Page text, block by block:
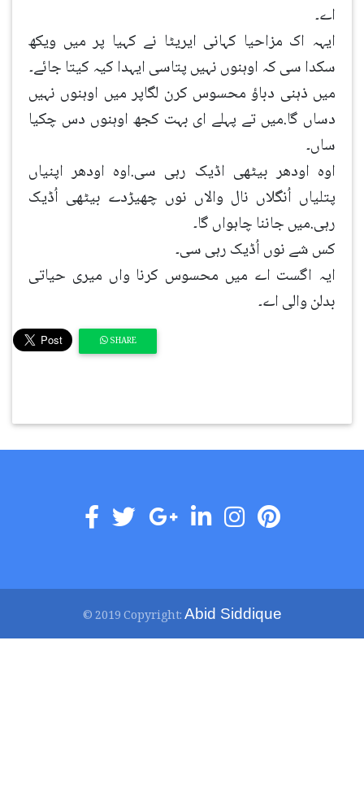
اے۔
ایہہ اک مزاحیا کہانی ایریٹا نے کہیا پر میں ویکھ
سکدا سی کہ اوہنوں نہیں پتاسی ایہدا کیہ کیتا جائے۔
میں ذہنی دباؤ محسوس کرن لگاپر میں اوہنوں نہیں
دساں گا.میں تے پہلے ای بہت کجھ اوہنوں دس چکیا
ساں۔
اوہ اودھر بیٹھی اڈیک رہی سی.اوہ اودھر اپنیاں
پتلیاں اُنگلاں نال والاں نوں چھیڑدے بیٹھی اُڈیک
رہی.میں جاننا چاہواں گا۔
کس شے نوں اُڈیک رہی سی۔
ایہ اگست اے میں محسوس کرنا واں میری حیاتی
بدلن والی اے۔
SHARE
© 2019 Copyright:Abid Siddique